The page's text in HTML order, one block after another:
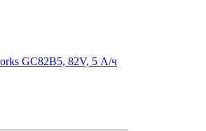
GC82B5, 82V, 5 А/ч